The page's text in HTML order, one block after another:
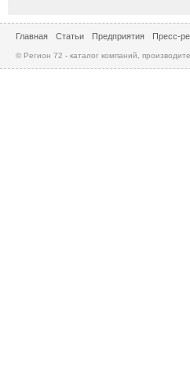
Главная Статьи Предприятия Пресс-
© Регион 72 - каталог компаний,